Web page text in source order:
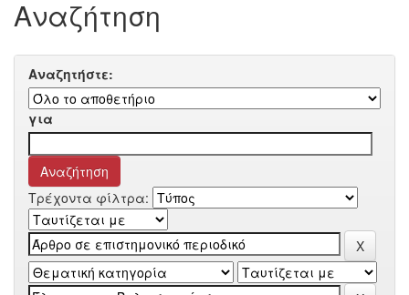
Αναζήτηση
Αναζητήστε:
για
Τρέχοντα φίλτρα: